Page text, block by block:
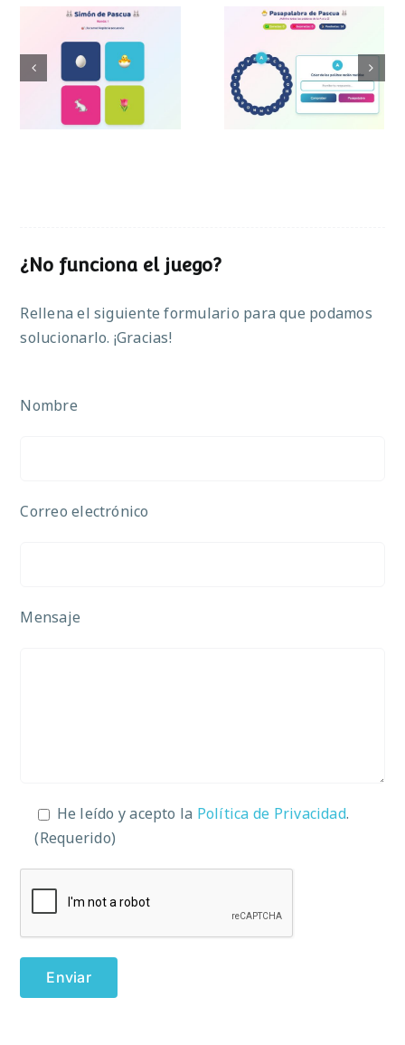
Simon de Pascua
Pasapalabra de
Pascua
¿No funciona el juego?
Rellena el siguiente formulario para que podamos
solucionarlo. ¡Gracias!
Nombre
Correo electrónico
Mensaje
He leído y acepto la Política de Privacidad.
(Requerido)